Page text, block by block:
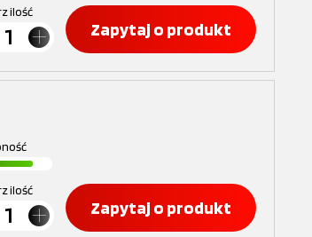
ilość
Zapytaj o produkt
ilość
Zapytaj o produkt